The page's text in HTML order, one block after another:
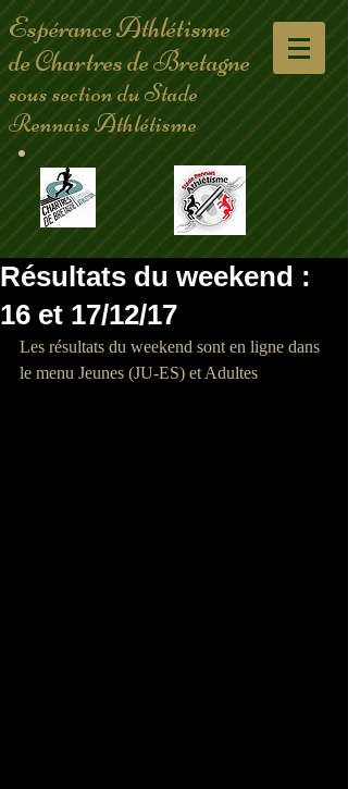
Espérance Athlétisme
de Chartres de Bretagne
sous section du Stade
Rennais Athlétisme
Résultats du weekend :
16 et 17/12/17
Les résultats du weekend sont en ligne dans
le menu Jeunes (JU-ES) et Adultes